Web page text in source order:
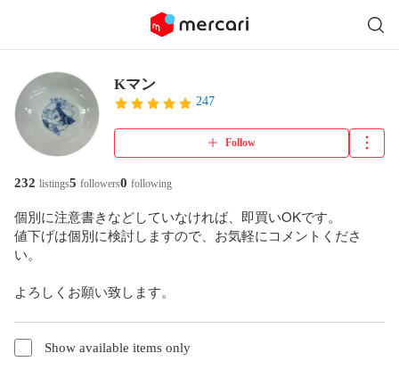
Kマン
247
Follow
232 listings5 followers0 following
個別に注意書きなどしていなければ、即買いOKです。
値下げは個別に検討しますので、お気軽にコメントくださ
い。
よろしくお願い致します。
Show available items only